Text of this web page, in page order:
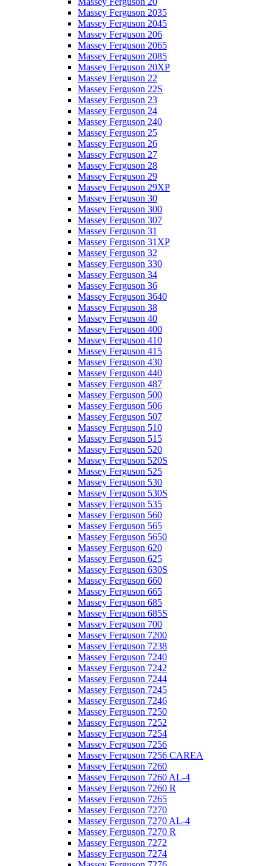
Massey Ferguson 2035
Massey Ferguson 2045
Massey Ferguson 206
Massey Ferguson 2065
Massey Ferguson 2085
Massey Ferguson 20XP
Massey Ferguson 22
Massey Ferguson 22S
Massey Ferguson 23
Massey Ferguson 24
Massey Ferguson 240
Massey Ferguson 25
Massey Ferguson 26
Massey Ferguson 27
Massey Ferguson 28
Massey Ferguson 29
Massey Ferguson 29XP
Massey Ferguson 30
Massey Ferguson 300
Massey Ferguson 307
Massey Ferguson 31
Massey Ferguson 31XP
Massey Ferguson 32
Massey Ferguson 330
Massey Ferguson 34
Massey Ferguson 36
Massey Ferguson 3640
Massey Ferguson 38
Massey Ferguson 40
Massey Ferguson 400
Massey Ferguson 410
Massey Ferguson 415
Massey Ferguson 430
Massey Ferguson 440
Massey Ferguson 487
Massey Ferguson 500
Massey Ferguson 506
Massey Ferguson 507
Massey Ferguson 510
Massey Ferguson 515
Massey Ferguson 520
Massey Ferguson 520S
Massey Ferguson 525
Massey Ferguson 530
Massey Ferguson 530S
Massey Ferguson 535
Massey Ferguson 560
Massey Ferguson 565
Massey Ferguson 5650
Massey Ferguson 620
Massey Ferguson 625
Massey Ferguson 630S
Massey Ferguson 660
Massey Ferguson 665
Massey Ferguson 685
Massey Ferguson 685S
Massey Ferguson 700
Massey Ferguson 7200
Massey Ferguson 7238
Massey Ferguson 7240
Massey Ferguson 7242
Massey Ferguson 7244
Massey Ferguson 7245
Massey Ferguson 7246
Massey Ferguson 7250
Massey Ferguson 7252
Massey Ferguson 7254
Massey Ferguson 7256
Massey Ferguson 7256 CAREA
Massey Ferguson 7260
Massey Ferguson 7260 AL-4
Massey Ferguson 7260 R
Massey Ferguson 7265
Massey Ferguson 7270
Massey Ferguson 7270 AL-4
Massey Ferguson 7270 R
Massey Ferguson 7272
Massey Ferguson 7274